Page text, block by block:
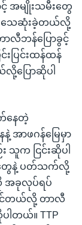
အမျိုးသမီးတွေ
းသေဆုံးခဲ့တယ်လို့
လီဘန်ပြောခွင့်
းပြင်းထန်ထန်
လို့ပြောဆိုပါ
နေတဲ့
ာဖဂန်မြေမှာ
က ငြင်းဆိုပါ
တွေနဲ့ ပတ်သက်လို့
အခုလုပ်ရပ်
နိုင်တယ်လို့ တာလီ
ပါတယ်။ TTP